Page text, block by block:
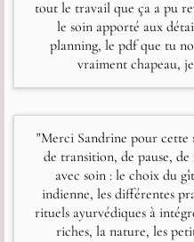
tout le travail que ça a pu
le soin apporté aux
planning, le pdf que tu
vraiment chapeau,
"Merci Sandrine pour cette
de transition, de pause,
avec soin : le choix du
indienne, les différentes
rituels ayurvédiques à
riches, la nature, les